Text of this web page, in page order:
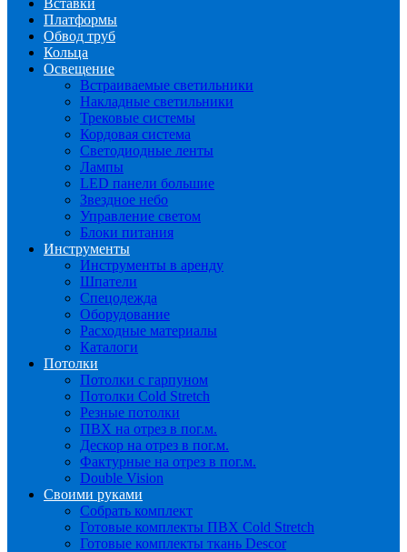
Платформы
Обвод труб
Кольца
Освещение
Встраиваемые светильники
Накладные светильники
Трековые системы
Кордовая система
Светодиодные ленты
Лампы
LED панели большие
Звездное небо
Управление светом
Блоки питания
Инструменты
Инструменты в аренду
Шпатели
Спецодежда
Оборудование
Расходные материалы
Каталоги
Потолки
Потолки с гарпуном
Потолки Cold Stretch
Резные потолки
ПВХ на отрез в пог.м.
Дескор на отрез в пог.м.
Фактурные на отрез в пог.м.
Double Vision
Своими руками
Собрать комплект
Готовые комплекты ПВХ Cold Stretch
Готовые комплекты ткань Descor